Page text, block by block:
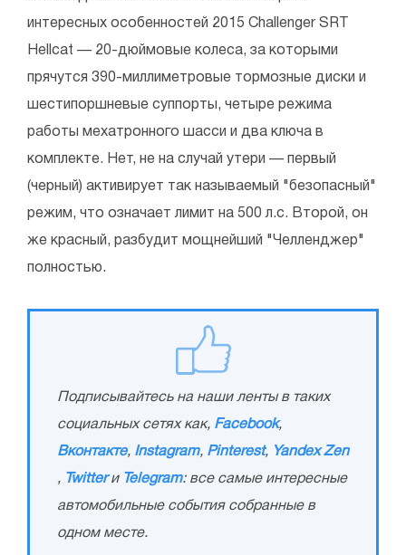
интересных особенностей 2015 Challenger SRT
Hellcat — 20-дюймовые колеса, за которыми
прячутся 390-миллиметровые тормозные диски и
шестипоршневые суппорты, четыре режима
работы мехатронного шасси и два ключа в
комплекте. Нет, не на случай утери — первый
(черный) активирует так называемый "безопасный"
режим, что означает лимит на 500 л.с. Второй, он
же красный, разбудит мощнейший "Челленджер"
полностью.
Подписывайтесь на наши ленты в таких
социальных сетях как, Facebook,
Вконтакте, Instagram, Pinterest, Yandex Zen
, Twitterи Telegram: все самые интересные
автомобильные события собранные в
одном месте.